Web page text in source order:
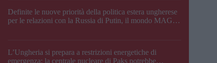
Definite le nuove priorità della politica estera ungherese
per le relazioni con la Russia di Putin, il mondo MAGA,
L’Ungheria si prepara a restrizioni energetiche di
emergenza; la centrale nucleare di Paks potrebbe